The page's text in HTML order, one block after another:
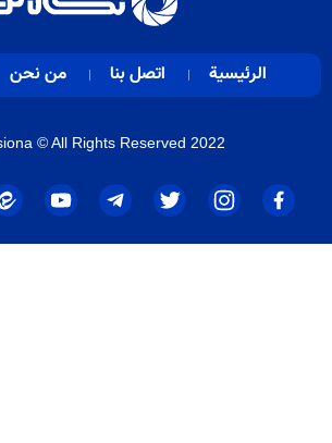
الرئيسية اتصل بنا من نحن
© All Rights Reserved 2022